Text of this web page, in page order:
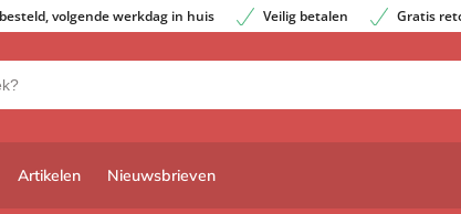
volgende werkdag in huis Veilig betalen Gratis
Artikelen Nieuwsbrieven